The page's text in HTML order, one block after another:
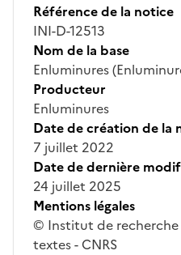
Référence de la notice
INI-D-12513
Nom de la base
Enluminures
Producteur
Enluminures
Date de création de la
7 juillet 2022
Date de dernière
24 juillet 2025
Mentions légales
© Institut de
textes - CNRS